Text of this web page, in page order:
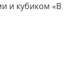
и кубиком «В